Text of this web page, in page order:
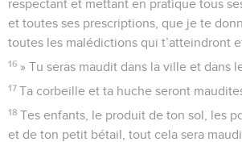
respectant et mettant en pratique tous
et toutes ses prescriptions, que je te
toutes les malédictions qui t’atteindront
16 » Tu seras maudit dans la ville et dans
17 Ta corbeille et ta huche seront
18 Tes enfants, le produit de ton sol, les
et de ton petit bétail, tout cela sera